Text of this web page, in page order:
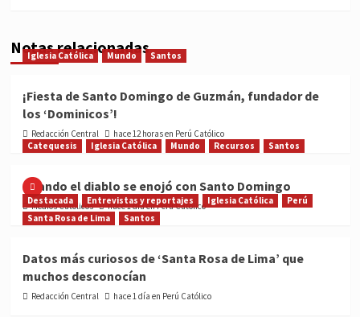
Notas relacionadas
Iglesia Católica Mundo Santos
¡Fiesta de Santo Domingo de Guzmán, fundador de
los ‘Dominicos’!
Redacción Central
hace 12 horas en Perú Católico
Catequesis
Iglesia Católica Mundo Recursos Santos
Cuando el diablo se enojó con Santo Domingo
Medios Católicos hace 1 día en Perú Católico
Destacada Entrevistas y reportajes Iglesia Católica
Perú
Santa Rosa de Lima
Santos
Datos más curiosos de ‘Santa Rosa de Lima’ que
muchos desconocían
Redacción Central hace 1 día en Perú Católico